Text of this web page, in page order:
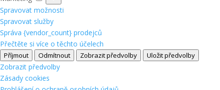
Spravovat možnosti
Spravovat služby
Správa {vendor_count} prodejců
Přečtěte si více o těchto účelech
Příjmout Odmítnout Zobrazit předvolby Uložit předvolby
Zobrazit předvolby
Zásady cookies